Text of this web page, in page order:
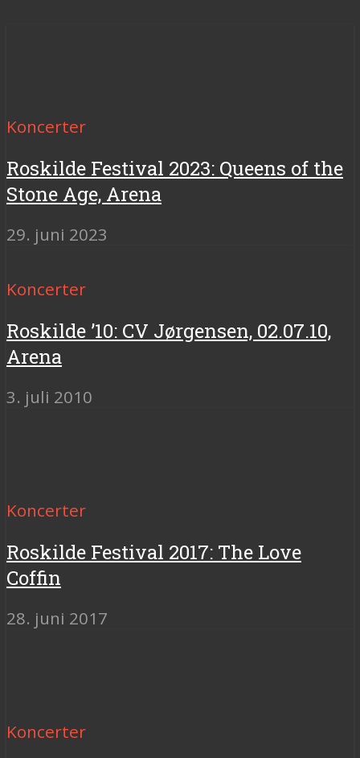
Koncerter
Roskilde Festival 2023: Queens of the
Stone Age, Arena
29. juni 2023
Koncerter
Roskilde ’10: CV Jørgensen, 02.07.10,
Arena
3. juli 2010
Koncerter
Roskilde Festival 2017: The Love
Coffin
28. juni 2017
Koncerter